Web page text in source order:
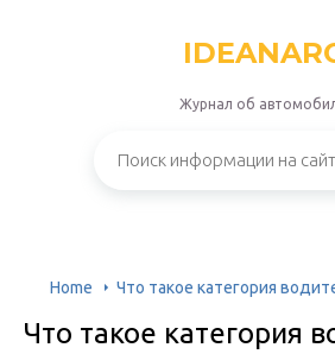
Журнал об
Home Что такое категория
Что такое категория